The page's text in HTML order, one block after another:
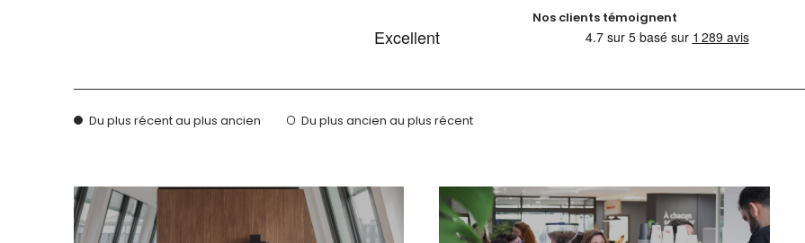
Nos clients témoignent
Du plus récent au plus ancien Du plus ancien au plus récent